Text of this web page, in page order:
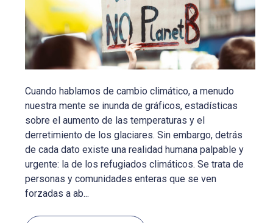
Cuando hablamos de cambio climático, a menudo
nuestra mente se inunda de gráficos, estadísticas
sobre el aumento de las temperaturas y el
derretimiento de los glaciares. Sin embargo, detrás
de cada dato existe una realidad humana palpable y
urgente: la de los refugiados climáticos. Se trata de
personas y comunidades enteras que se ven
forzadas a ab...